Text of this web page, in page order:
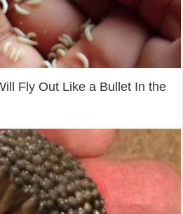
Fly Out Like a Bullet In the